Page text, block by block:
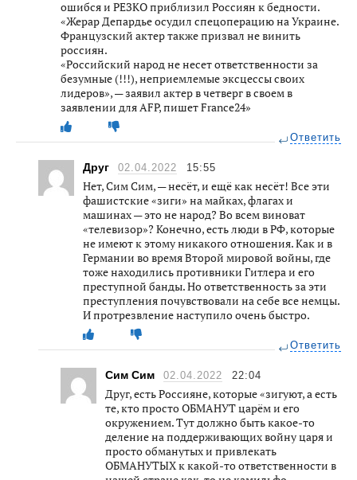
ошибся и РЕЗКО приблизил Россиян к бедности.
«Жерар Депардье осудил спецоперацию на Украине.
Французский актер также призвал не винить
россиян.
«Российский народ не несет ответственности за
безумные (!!!), неприемлемые эксцессы своих
лидеров», — заявил актер в четверг в своем в
заявлении для AFP, пишет France24»
Ответить
Друг 02.04.2022 15:55
Нет, Сим Сим, — несёт, и ещё как несёт! Все эти
фашистские «зиги» на майках, флагах и
машинах — это не народ? Во всем виноват
«телевизор»? Конечно, есть люди в РФ, которые
не имеют к этому никакого отношения. Как и в
Германии во время Второй мировой войны, где
тоже находились противники Гитлера и его
преступной банды. Но ответственность за эти
преступления почувствовали на себе все немцы.
И протрезвление наступило очень быстро.
Ответить
Сим Сим 02.04.2022 22:04
Друг, есть Россияне, которые «зигуют, а есть
те, кто просто ОБМАНУТ царём и его
окружением. Тут должно быть какое-то
деление на поддерживающих войну царя и
просто обманутых и привлекать
ОБМАНУТЫХ к какой-то ответственности в